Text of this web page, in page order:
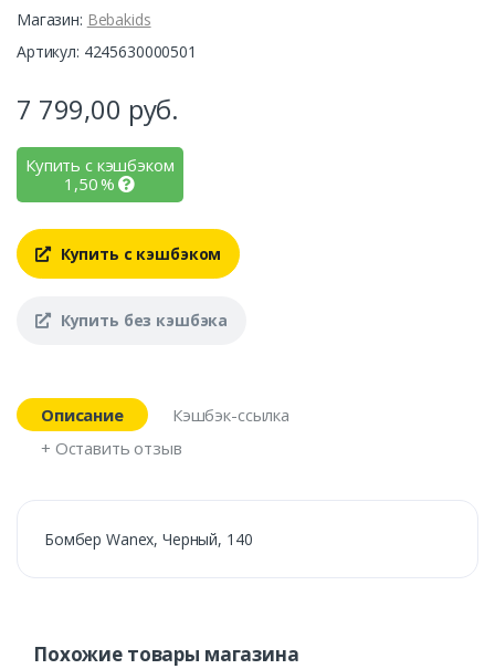
Магазин: Bebakids
Артикул: 4245630000501
7 799,00 руб.
Купить с кэшбэком
1,50%
Купить с кэшбэком
Купить без кэшбэка
Описание
Кэшбэк-ссылка
+ Оставить отзыв
Бомбер Wanex, Черный, 140
Похожие товары магазина